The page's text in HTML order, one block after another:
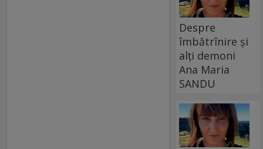
Despre
îmbătrînire și
alți demoni
Ana Maria
SANDU